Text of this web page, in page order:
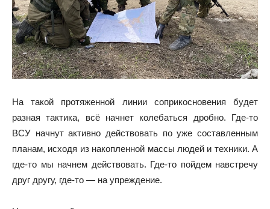
На такой протяженной линии соприкосновения будет
разная тактика, всё начнет колебаться дробно. Где-то
ВСУ начнут активно действовать по уже составленным
планам, исходя из накопленной массы людей и техники. А
где-то мы начнем действовать. Где-то пойдем навстречу
друг другу, где-то — на упреждение.